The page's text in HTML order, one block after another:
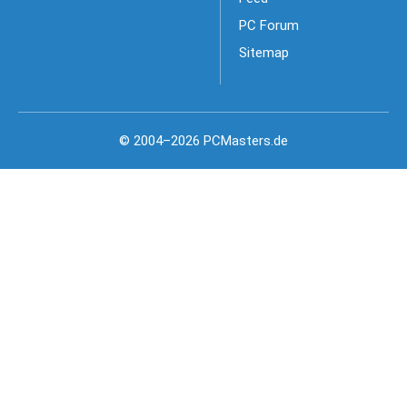
PC Forum
Sitemap
© 2004–2026 PCMasters.de